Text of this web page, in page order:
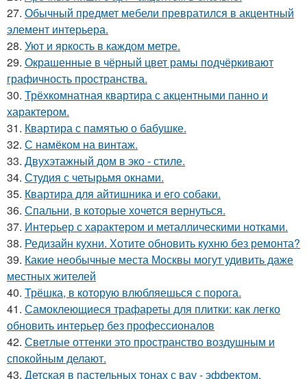
27. Обычный предмет мебели превратился в акцентный
элемент интерьера.
28. Уют и яркость в каждом метре.
29. Окрашенные в чёрный цвет рамы подчёркивают
графичность пространства.
30. Трёхкомнатная квартира с акцентными панно и
характером.
31. Квартира с памятью о бабушке.
32. С намёком на винтаж.
33. Двухэтажный дом в эко - стиле.
34. Студия с четырьмя окнами.
35. Квартира для айтишника и его собаки.
36. Спальни, в которые хочется вернуться.
37. Интерьер с характером и металлическими нотками.
38. Редизайн кухни. Хотите обновить кухню без ремонта?
39. Какие необычные места Москвы могут удивить даже
местных жителей
40. Трёшка, в которую влюбляешься с порога.
41. Самоклеющиеся трафареты для плитки: как легко
обновить интерьер без профессионалов
42. Светлые оттенки это пространство воздушным и
спокойным делают.
43. Детская в пастельных тонах с вау - эффектом.